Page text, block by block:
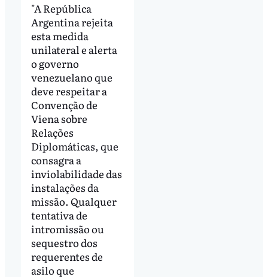
"A República
Argentina rejeita
esta medida
unilateral e alerta
o governo
venezuelano que
deve respeitar a
Convenção de
Viena sobre
Relações
Diplomáticas, que
consagra a
inviolabilidade das
instalações da
missão. Qualquer
tentativa de
intromissão ou
sequestro dos
requerentes de
asilo que